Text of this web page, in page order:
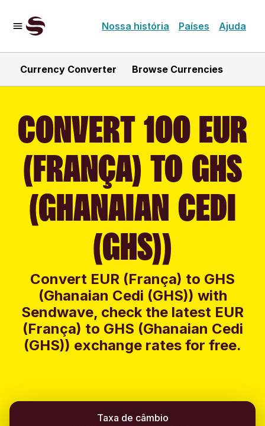
Nossa história Países Ajuda
Currency Converter Browse Currencies
CONVERT 100 EUR
(FRANÇA) TO GHS
(GHANAIAN CEDI
(GHS))
Convert EUR (França) to GHS
(Ghanaian Cedi (GHS)) with
Sendwave, check the latest EUR
(França) to GHS (Ghanaian Cedi
(GHS)) exchange rates for free.
Taxa de câmbio